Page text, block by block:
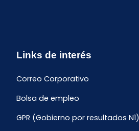
Links de interés
Correo Corporativo
Bolsa de empleo
GPR (Gobierno por resultados N1)